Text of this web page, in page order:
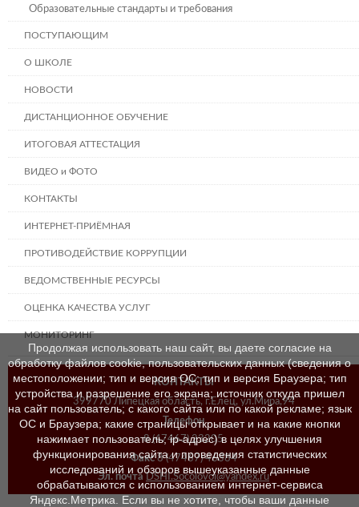
Образовательные стандарты и требования
ПОСТУПАЮЩИМ
О ШКОЛЕ
НОВОСТИ
ДИСТАНЦИОННОЕ ОБУЧЕНИЕ
ИТОГОВАЯ АТТЕСТАЦИЯ
ВИДЕО и ФОТО
КОНТАКТЫ
ИНТЕРНЕТ-ПРИЁМНАЯ
ПРОТИВОДЕЙСТВИЕ КОРРУПЦИИ
ВЕДОМСТВЕННЫЕ РЕСУРСЫ
ОЦЕНКА КАЧЕСТВА УСЛУГ
МОНИТОРИНГ
КОНТАКТЫ
399770 Липецкая область, г.Елец, ул.Мира,94
Телефон
8 (47467) 23205
Факс8 (47467) 46384
Эл. почта DSHI.Socolovoi@yandex.ru
Продолжая использовать наш сайт, вы даете согласие на
обработку файлов cookie, пользовательских данных (сведения о
местоположении; тип и версия ОС; тип и версия Браузера; тип
устройства и разрешение его экрана; источник откуда пришел
на сайт пользователь; с какого сайта или по какой рекламе; язык
ОС и Браузера; какие страницы открывает и на какие кнопки
нажимает пользователь; ip-адрес) в целях улучшения
функционирования сайта и проведения статистических
исследований и обзоров вышеуказанные данные
обрабатываются с использованием интернет-сервиса
Яндекс.Метрика. Если вы не хотите, чтобы ваши данные